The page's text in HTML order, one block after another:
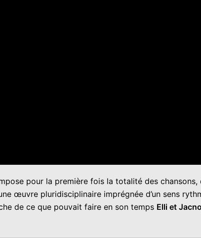
pour la première fois la totalité des
œuvre pluridisciplinaire imprégnée d’un sens
de ce que pouvait faire en son temps Elli et Jacno